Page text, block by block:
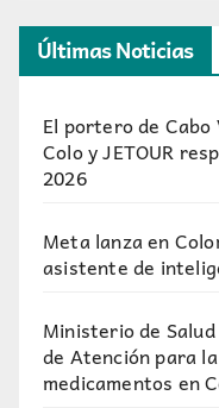
Últimas Noticias
El portero de
Colo y JETOUR
2026
Meta lanza en
asistente de
Ministerio de
de Atención para
medicamentos en